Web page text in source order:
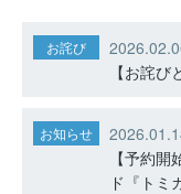
お詫び
【お詫
お知らせ
【予約
ド『トミ